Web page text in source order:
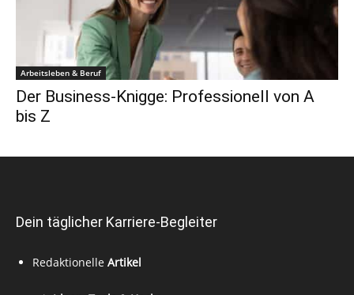
Arbeitsleben & Beruf
Der Business-Knigge: Professionell von A
bis Z
Dein täglicher Karriere-Begleiter
Redaktionelle Artikel